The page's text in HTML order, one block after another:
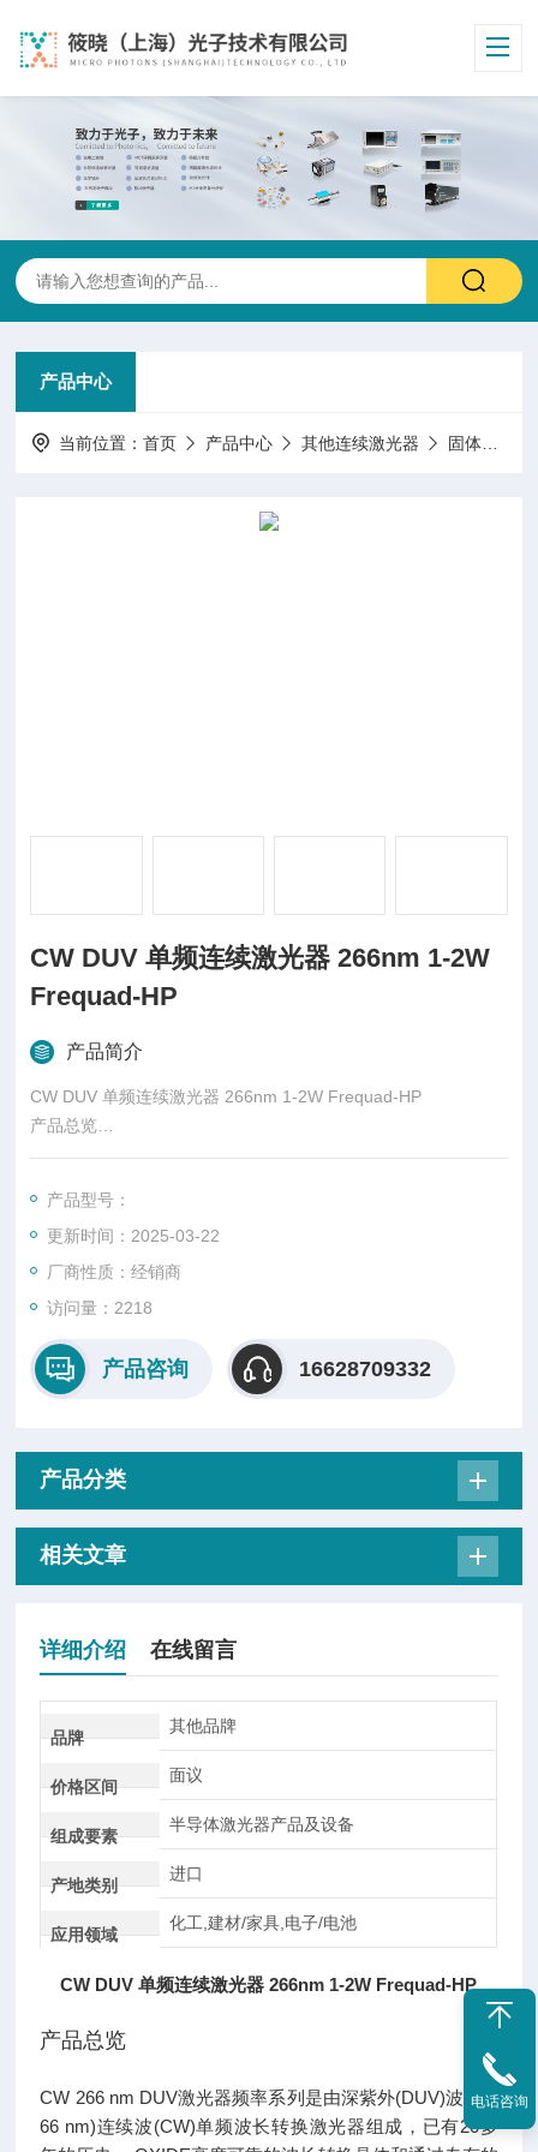
产品中心
当前位置：首页 产品中心 其他连续激光器 固体激光器
CW DUV 单频连续激光器 266nm 1-2W
Frequad-HP
产品简介
CW DUV 单频连续激光器 266nm 1-2W Frequad-HP
产品总览
CW 266 nm DUV激光器频率系列是由深紫外(DUV)波长(266 n
产品型号：
更新时间：2025-03-22
厂商性质：经销商
访问量：2218
产品咨询 16628709332
产品分类
相关文章
详细介绍 在线留言
品牌
其他品牌
价格区间
面议
组成要素
半导体激光器产品及设备
产地类别
进口
应用领域
化工,建材/家具,电子/电池
CW DUV 单频连续激光器 266nm 1-2W Frequad-HP
产品总览
CW 266 nm DUV激光器频率系列是由深紫外(DUV)波长(2
66 nm)连续波(CW)单频波长转换激光器组成，已有20多
电话咨询